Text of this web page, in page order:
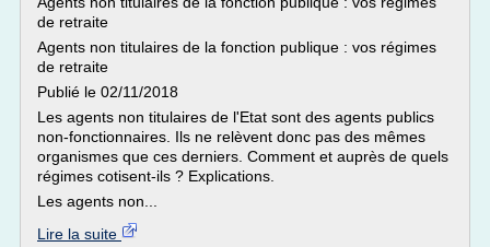
de retraite
Agents non titulaires de la fonction publique : vos régimes
de retraite
Publié le 02/11/2018
Les agents non titulaires de l'Etat sont des agents publics
non-fonctionnaires. Ils ne relèvent donc pas des mêmes
organismes que ces derniers. Comment et auprès de quels
régimes cotisent-ils ? Explications.
Les agents non...
Lire la suite